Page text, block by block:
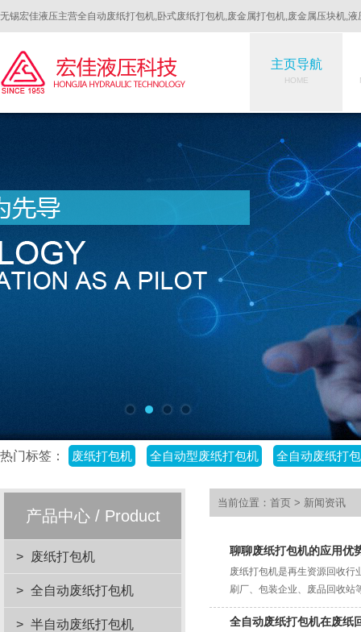
无锡宏佳液压主营全自动废纸打包机,卧式废纸打包机,废金属打包机,废金属压块机,液
主页导航
HOME
热门标签： 废纸打包机 全自动型废纸打包机 全自动废纸打
产品中心 / Product
> 废纸打包机
> 全自动废纸打包机
> 半自动废纸打包机
当前位置： 首页 > 新闻资讯
聊聊废纸打包机的应用优
废纸打包机是再生资源回收行
刷厂、包装企业、废品回收站
全自动废纸打包机在废纸